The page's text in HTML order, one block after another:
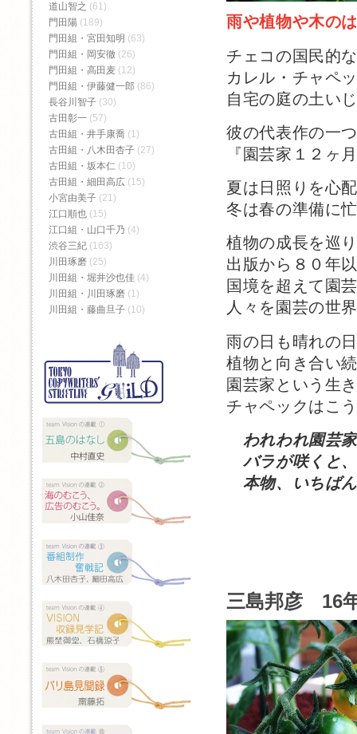
雨や植物や木の
チェコの国民的
カレル・チャペ
自宅の庭の土い
彼の代表作の一
『園芸家１２ヶ
夏は日照りを心
冬は春の準備に
植物の成長を巡
出版から８０年
国境を超えて園
人々を園芸の世
雨の日も晴れの
植物と向き合い
園芸家という生
チャペックはこ
われわれ園芸
バラが咲くと
本物、いちば
三島邦彦 16
道山智之 (61)
門田陽 (189)
門田組・宮田知明 (63)
門田組・岡安徹 (26)
門田組・高田麦 (12)
門田組・伊藤健一郎 (86)
長谷川智子 (30)
古田彰一 (57)
古田組・井手康喬 (1)
古田組・八木田杏子 (27)
古田組・坂本仁 (10)
古田組・細田高広 (15)
小宮由美子 (21)
江口順也 (15)
江口組・山口千乃 (4)
渋谷三紀 (163)
川田琢磨 (25)
川田組・堀井沙也佳 (4)
川田組・川田琢磨 (1)
川田組・藤曲旦子 (10)